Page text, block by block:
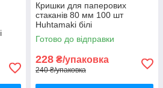
Кришки для паперових
стаканів 80 мм 100 шт
Huhtamaki білі
Готово до відправки
228 ₴/упаковка
240 ₴/упаковка